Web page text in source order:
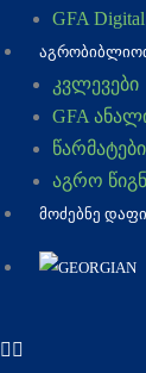
GFA Digital
კვლევები
GFA
აგრო
ᲛᲝᲫᲔᲑᲜᲔ